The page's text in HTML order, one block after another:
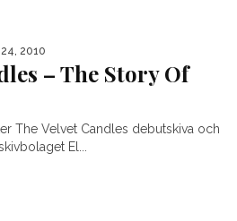
24, 2010
– The Story Of
The Velvet Candles debutskiva och
El...